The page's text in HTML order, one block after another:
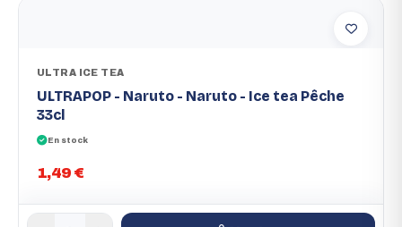
ULTRA ICE TEA
ULTRAPOP - Naruto - Naruto - Ice tea Pêche
33cl
En stock
1,49 €